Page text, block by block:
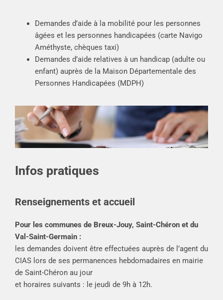
Demandes d’aide à la mobilité pour les personnes
âgées et les personnes handicapées (carte Navigo
Améthyste, chèques taxi)
Demandes d’aide relatives à un handicap (adulte ou
enfant) auprès de la Maison Départementale des
Personnes Handicapées (MDPH)
Infos pratiques
Renseignements et accueil
Pour les communes de Breux-Jouy, Saint-Chéron et du
Val-Saint-Germain :
les demandes doivent être effectuées auprès de l’agent du
CIAS lors de ses permanences hebdomadaires en mairie
de Saint-Chéron au jour
et horaires suivants : le jeudi de 9h à 12h.